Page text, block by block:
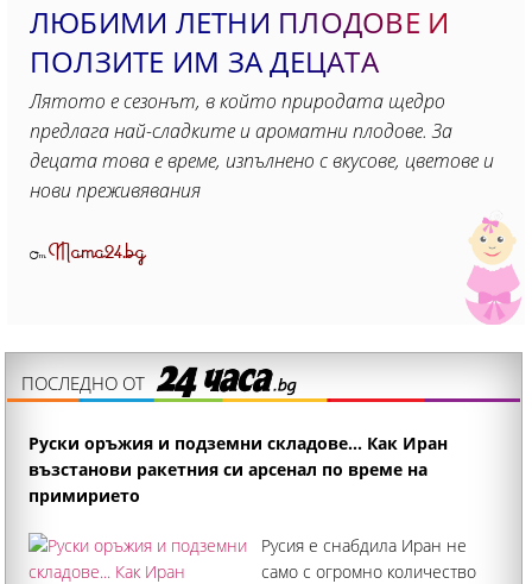
ЛЮБИМИ ЛЕТНИ ПЛОДОВЕ И
ПОЛЗИТЕ ИМ ЗА ДЕЦАТА
Лятото е сезонът, в който природата щедро
предлага най-сладките и ароматни плодове. За
децата това е време, изпълнено с вкусове, цветове и
нови преживявания
ОтMama24.bg
ПОСЛЕДНО ОТ
Руски оръжия и подземни складове... Как Иран
възстанови ракетния си арсенал по време на
примирието
Русия е снабдила Иран не
само с огромно количество